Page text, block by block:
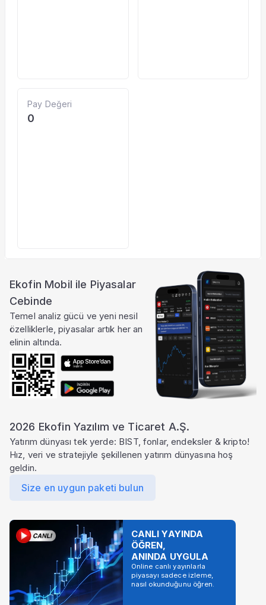
Pay Değeri
0
Ekofin Mobil ile Piyasalar
Cebinde
Temel analiz gücü ve yeni nesil
özelliklerle, piyasalar artık her an
elinin altında.
2026 Ekofin Yazılım ve Ticaret A.Ş.
Yatırım dünyası tek yerde: BIST, fonlar, endeksler & kripto!
Hız, veri ve stratejiyle şekillenen yatırım dünyasına hoş
geldin.
Size en uygun paketi bulun
CANLI YAYINDA
ÖĞREN,
ANINDA UYGULA
Online canlı yayınlarla
piyasayı sadece izleme,
nasıl okunduğunu öğren.